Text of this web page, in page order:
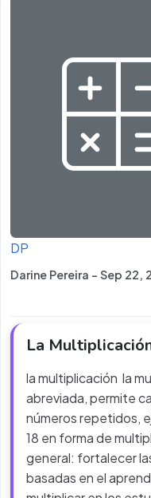
DP
Darine Pereira - Sep 22,
La
la multiplicación la
abreviada, permite
números repetidos,
18 en forma de
general: fortalecer
basadas en el